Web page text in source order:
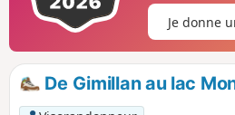
Je donne
De Gimillan au lac